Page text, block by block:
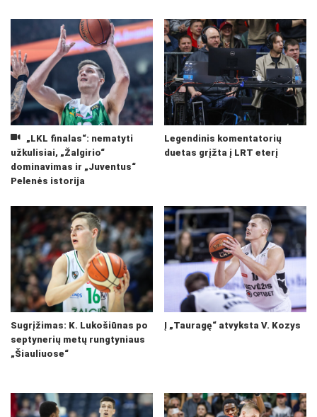
„LKL finalas“: nematyti
užkulisiai, „Žalgirio“
dominavimas ir „Juventus“
Pelenės istorija
Legendinis komentatorių
duetas grįžta į LRT eterį
Sugrįžimas: K. Lukošiūnas po
septynerių metų rungtyniaus
„Šiauliuose“
Į „Tauragę“ atvyksta V. Kozys